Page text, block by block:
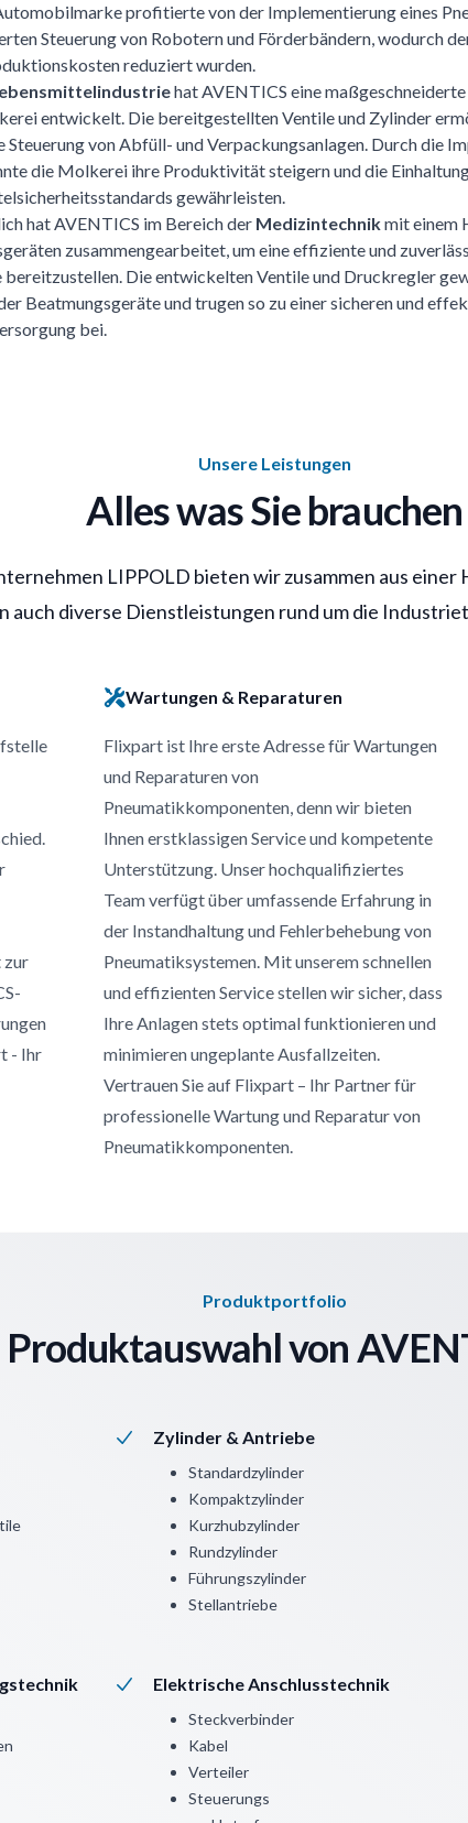
profitierte von der Implementierung eines
Steuerung von Robotern und Förderbändern, wodurch
reduziert wurden.
hat AVENTICS eine
entwickelt. Die bereitgestellten Ventile und Zylinder
Steuerung von Abfüll- und Verpackungsanlagen. Durch die
die Molkerei ihre Produktivität steigern und die
gewährleisten.
hat AVENTICS im Bereich der Medizintechnikmit einem
zusammengearbeitet, um eine effiziente und
bereitzustellen. Die entwickelten Ventile und Druckregler
Beatmungsgeräte und trugen so zu einer sicheren und
bei.
Unsere Leistungen
Alles was Sie brauchen
LIPPOLD bieten wir zusammen aus einer
auch diverse Dienstleistungen rund um die
zur
- Ihr
Wartungen & Reparaturen
Flixpart ist Ihre erste Adresse für Wartungen
und Reparaturen von
Pneumatikkomponenten, denn wir bieten
Ihnen erstklassigen Service und kompetente
Unterstützung. Unser hochqualifiziertes
Team verfügt über umfassende Erfahrung in
der Instandhaltung und Fehlerbehebung von
Pneumatiksystemen. Mit unserem schnellen
und effizienten Service stellen wir sicher, dass
Ihre Anlagen stets optimal funktionieren und
minimieren ungeplante Ausfallzeiten.
Vertrauen Sie auf Flixpart – Ihr Partner für
professionelle Wartung und Reparatur von
Pneumatikkomponenten.
Produktportfolio
Produktauswahl von
Zylinder & Antriebe
Standardzylinder
Kompaktzylinder
Kurzhubzylinder
Rundzylinder
Führungszylinder
Stellantriebe
Elektrische Anschlusstechnik
Steckverbinder
Kabel
Verteiler
Steuerungs